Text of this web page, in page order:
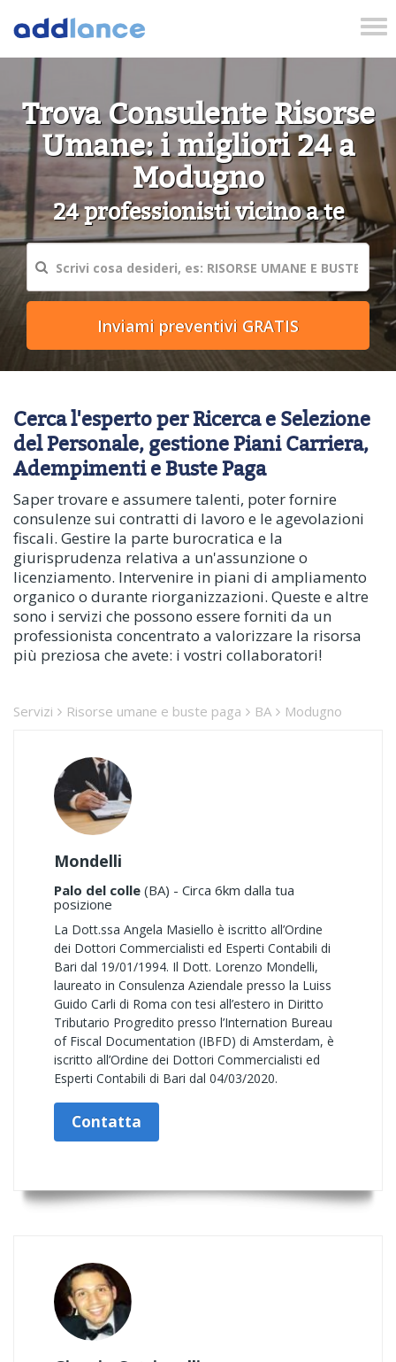
Trova Consulente Risorse
Umane: i migliori 24 a
Modugno
24 professionisti vicino a te
Cerca l'esperto per Ricerca e Selezione
del Personale, gestione Piani Carriera,
Adempimenti e Buste Paga
Saper trovare e assumere talenti, poter fornire
consulenze sui contratti di lavoro e le agevolazioni
fiscali. Gestire la parte burocratica e la
giurisprudenza relativa a un'assunzione o
licenziamento. Intervenire in piani di ampliamento
organico o durante riorganizzazioni. Queste e altre
sono i servizi che possono essere forniti da un
professionista concentrato a valorizzare la risorsa
più preziosa che avete: i vostri collaboratori!
Servizi Risorse umane e buste paga BA Modugno
Mondelli
Palo del colle (BA) - Circa 6km dalla tua
posizione
La Dott.ssa Angela Masiello è iscritto all’Ordine
dei Dottori Commercialisti ed Esperti Contabili di
Bari dal 19/01/1994. Il Dott. Lorenzo Mondelli,
laureato in Consulenza Aziendale presso la Luiss
Guido Carli di Roma con tesi all’estero in Diritto
Tributario Progredito presso l’Internation Bureau
of Fiscal Documentation (IBFD) di Amsterdam, è
iscritto all’Ordine dei Dottori Commercialisti ed
Esperti Contabili di Bari dal 04/03/2020.
Contatta